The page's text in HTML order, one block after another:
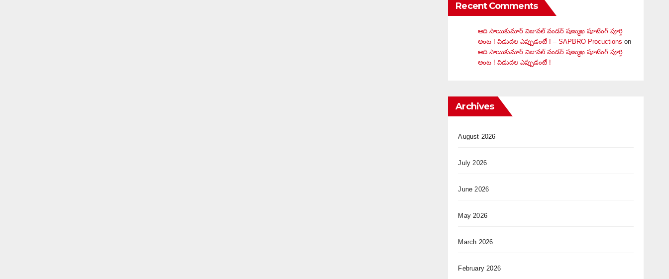
Recent Comments
ఆది సాయికుమార్ విజువ‌ల్ వండ‌ర్ ష‌ణ్ముఖ షూటింగ్ పూర్తి
అంట ! విడుదల ఎప్పుడంటే ! – SAPBRO Procuctions on
ఆది సాయికుమార్ విజువ‌ల్ వండ‌ర్ ష‌ణ్ముఖ షూటింగ్ పూర్తి
అంట ! విడుదల ఎప్పుడంటే !
Archives
August 2026
July 2026
June 2026
May 2026
March 2026
February 2026